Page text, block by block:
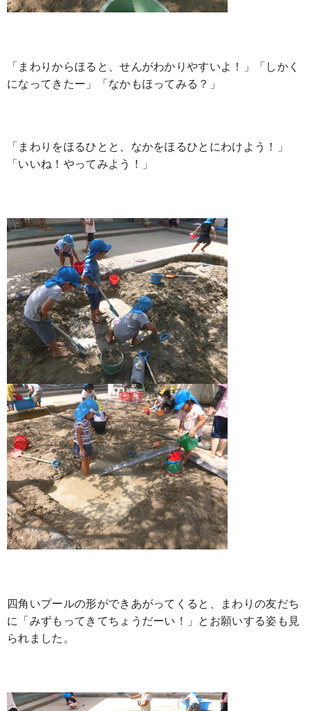
「まわりからほると、せんがわかりやすいよ！」「しかく
になってきたー」「なかもほってみる？」
「まわりをほるひとと、なかをほるひとにわけよう！」
「いいね！やってみよう！」
四角いプールの形ができあがってくると、まわりの友だち
に「みずもってきてちょうだーい！」とお願いする姿も見
られました。